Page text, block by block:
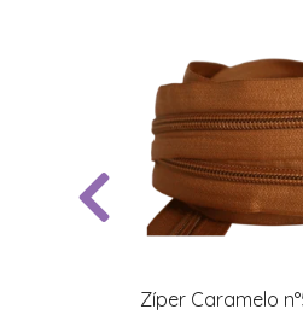
Zíper Caramelo